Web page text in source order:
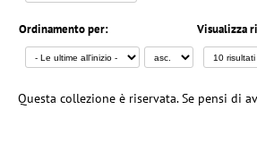
Ordinamento per: Visualizza
Questa collezione è riservata. Se pensi di